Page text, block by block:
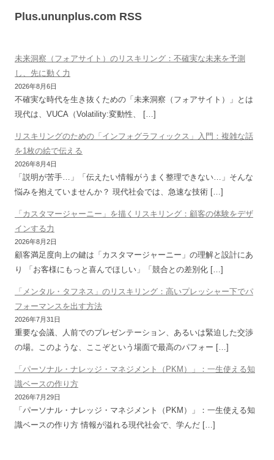
Plus.ununplus.com RSS
未来洞察（フォアサイト）のリスキリング：不確実な未来を予測
し、先に動く力
2026年8月6日
不確実な時代を生き抜くための「未来洞察（フォアサイト）」とは
現代は、VUCA（Volatility:変動性、 […]
リスキリングのための「インフォグラフィックス」入門：複雑な話
を1枚の絵で伝える
2026年8月4日
「説明が苦手…」「伝えたい情報がうまく整理できない…」そんな
悩みを抱えていませんか？ 現代社会では、急速な技術 […]
「カスタマージャーニー」を描くリスキリング：顧客の体験をデザ
インする力
2026年8月2日
顧客満足度向上の鍵は「カスタマージャーニー」の理解と設計にあ
り 「お客様にもっと喜んでほしい」「競合との差別化 […]
「メンタル・タフネス」のリスキリング：高いプレッシャー下でパ
フォーマンスを出す方法
2026年7月31日
重要な会議、人前でのプレゼンテーション、あるいは緊迫した交渉
の場。このような、ここぞという場面で最高のパフォー […]
「パーソナル・ナレッジ・マネジメント（PKM）」：一生使える知
識ベースの作り方
2026年7月29日
「パーソナル・ナレッジ・マネジメント（PKM）」：一生使える知
識ベースの作り方 情報が溢れる現代社会で、学んだ […]